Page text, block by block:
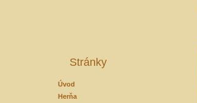
Stránky
Úvod
Herňa